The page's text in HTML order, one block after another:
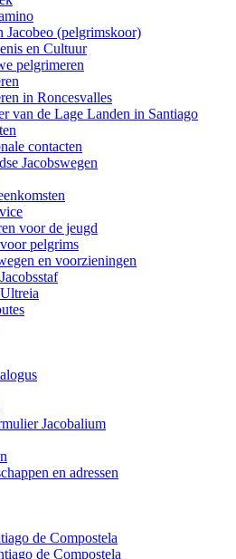
Jacobeo (pelgrimskoor)
en Cultuur
pelgrimeren
in Roncesvalles
van de Lage Landen in Santiago
contacten
Jacobswegen
voor de jeugd
pelgrims
en voorzieningen
Jacobalium
en adressen
de Compostela
de Compostela